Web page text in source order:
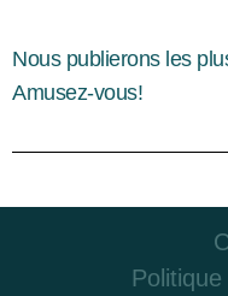
Nous publierons les
Amusez-vous!